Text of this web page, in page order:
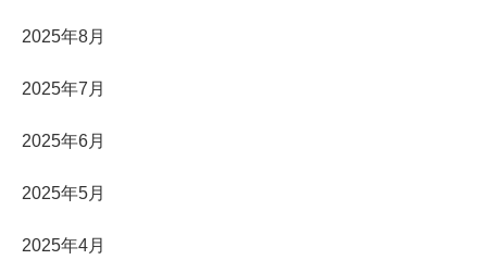
2025年8月
2025年7月
2025年6月
2025年5月
2025年4月